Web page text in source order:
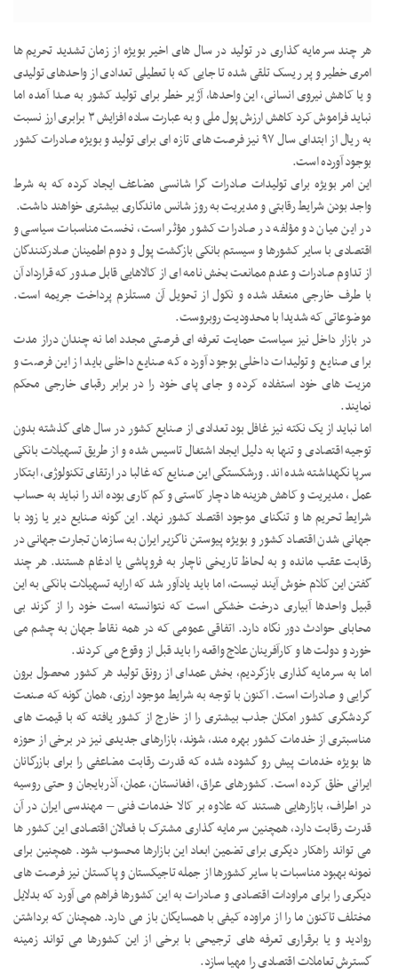
هر چند سرمایه گذاری در تولید در سال های اخیر بویژه از زمان تشدید تحریم ها
امری خطیر و پر ریسک تلقی شده تا جایی که با تعطیلی تعدادی از واحدهای تولیدی
و یا کاهش نیروی انسانی، این واحدها، آژیر خطر برای تولید کشور به صدا آمده اما
نباید فراموش کرد کاهش ارزش پول ملی و به عبارت ساده افزایش ۳ برابری ارز نسبت
به ریال از ابتدای سال ۹۷ نیز فرصت های تازه ای برای تولید و بویژه صادرات کشور
بوجود آورده است.
این امر بویژه برای تولیدات صادرات گرا شانسی مضاعف ایجاد کرده که به شرط
واجد بودن شرایط رقابتی و مدیریت به روز شانس ماندگاری بیشتری خواهند داشت.
در این میان دو مؤلفه در صادرات کشور مؤثر است، نخست مناسبات سیاسی و
اقتصادی با سایر کشورها و سیستم بانکی بازگشت پول و دوم اطمینان صادرکنندگان
از تداوم صادرات و عدم ممانعت بخش نامه ای از کالاهایی قابل صدور که قرارداد آن
با طرف خارجی منعقد شده و نکول از تحویل آن مستلزم پرداخت جریمه است.
موضوعاتی که شدیدا با محدودیت روبروست.
در بازار داخل نیز سیاست حمایت تعرفه ای فرصتی مجدد اما نه چندان دراز مدت
برای صنایع و تولیدات داخلی بوجود آورده که صنایع داخلی باید از این فرصت و
مزیت های خود استفاده کرده و جای پای خود را در برابر رقبای خارجی محکم
نمایند.
اما نباید از یک نکته نیز غافل بود تعدادی از صنایع کشور در سال های گذشته بدون
توجیه اقتصادی و تنها به دلیل ایجاد اشتغال تاسیس شده و از طریق تسهیلات بانکی
سرپا نگهداشته شده اند. ورشکستگی این صنایع که غالبا در ارتقای تکنولوژی، ابتکار
عمل ، مدیریت و کاهش هزینه ها دچار کاستی و کم کاری بوده اند را نباید به حساب
شرایط تحریم ها و تنگنای موجود اقتصاد کشور نهاد. این گونه صنایع دیر یا زود با
جهانی شدن اقتصاد کشور و بویژه پیوستن ناگزیر ایران به سازمان تجارت جهانی در
رقابت عقب مانده و به لحاظ تاریخی ناچار به فروپاشی یا ادغام هستند. هر چند
گفتن این کلام خوش آیند نیست، اما باید یادآور شد که ارایه تسهیلات بانکی به این
قبیل واحدها آبیاری درخت خشکی است که نتوانسته است خود را از گزند بی
محابای حوادث دور نگاه دارد. اتفاقی عمومی که در همه نقاط جهان به چشم می
خورد و دولت ها و کارآفرینان علاج واقعه را باید قبل از وقوع می کردند.
اما به سرمایه گذاری بازگردیم، بخش عمدای از رونق تولید هر کشور محصول برون
گرایی و صادرات است. اکنون با توجه به شرایط موجود ارزی، همان گونه که صنعت
گردشگری کشور امکان جذب بیشتری را از خارج از کشور یافته که با قیمت های
مناسبتری از خدمات کشور بهره مند، شوند، بازارهای جدیدی نیز در برخی از حوزه
ها بویژه خدمات پیش رو گشوده شده که قدرت رقابت مضاعفی را برای بازرگانان
ایرانی خلق کرده است. کشورهای عراق، افغانستان، عمان، آذربایجان و حتی روسیه
در اطراف، بازارهایی هستند که علاوه بر کالا خدمات فنی – مهندسی ایران در آن
قدرت رقابت دارد، همچنین سرمایه گذاری مشترک با فعالان اقتصادی این کشور ها
می تواند راهکار دیگری برای تضمین ابعاد این بازارها محسوب شود. همچنین برای
نمونه بهبود مناسبات با سایر کشورها از جمله تاجیکستان و پاکستان نیز فرصت های
دیگری را برای مراودات اقتصادی و صادرات به این کشورها فراهم می آورد که بدلایل
مختلف تاکنون ما را از مراوده کیفی با همسایگان باز می دارد. همچنان که برداشتن
روادید و یا برقراری تعرفه های ترجیحی با برخی از این کشورها می تواند زمینه
گسترش تعاملات اقتصادی را مهیا سازد.